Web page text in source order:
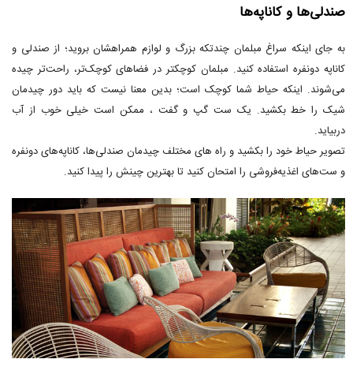
صندلی‌ها و کاناپه‌ها
به جای اینکه سراغ مبلمان چندتکه بزرگ و لوازم همراهشان بروید؛ از صندلی و
کاناپه دونفره استفاده کنید. مبلمان کوچکتر در فضاهای کوچک‌تر، راحت‌تر چیده
می‌شوند. اینکه حیاط شما کوچک است؛ بدین معنا نیست که باید دور چیدمان
شیک را خط بکشید. یک ست گپ و گفت ، ممکن است خیلی خوب از آب
دربیاید.
تصویر حیاط خود را بکشید و راه های مختلف چیدمان صندلی‌ها، کاناپه‌های دونفره
و ست‌های اغذیه‌فروشی را امتحان کنید تا بهترین چینش را پیدا کنید.